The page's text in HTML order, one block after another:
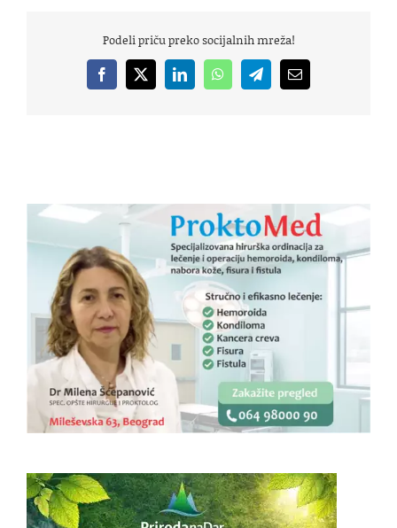
Podeli priču preko socijalnih mreža!
Facebook
X LinkedInWhatsAppTelegramEmail